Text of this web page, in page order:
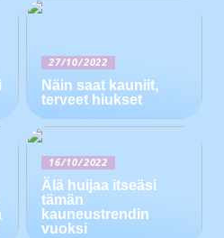
27/10/2022
Näin saat kauniit,
terveet hiukset
16/10/2022
Älä huijaa itseäsi
tämän
kauneustrendin
vuoksi